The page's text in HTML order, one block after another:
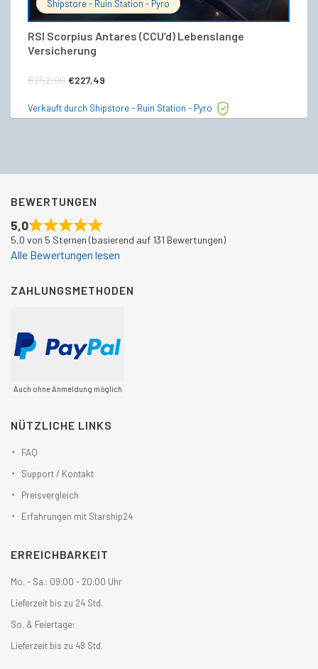
Shipstore - Ruin Station - Pyro
RSI Scorpius Antares (CCU’d) Lebenslange
Versicherung
€252,00 Ursprünglicher
war:
€227,49
ist:
Verkauft durch Shipstore - Ruin Station - Pyro
BEWERTUNGEN
5,0
5,0 von 5 Sternen (basierend auf 131 Bewertungen)
Alle Bewertungen lesen
ZAHLUNGSMETHODEN
Auch ohne Anmeldung möglich
NÜTZLICHE LINKS
FAQ
Support / Kontakt
Preisvergleich
Erfahrungen mit Starship24
ERREICHBARKEIT
Mo. - Sa.: 09:00 - 20:00 Uhr
Lieferzeit bis zu 24 Std.
So. & Feiertage:
Lieferzeit bis zu 48 Std.